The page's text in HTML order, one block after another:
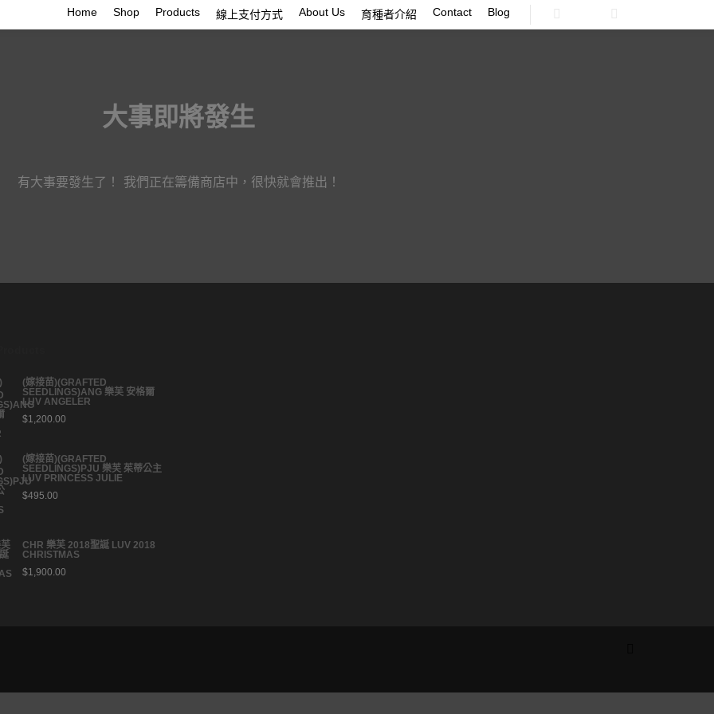
Home Shop Products 線上支付方式 About Us 育種者介紹 Contact Blog
Shop sidebarMore info
大事即將發生
有大事要發生了！ 我們正在籌備商店中，很快就會推出！
(嫁接苗)(GRAFTED
SEEDLINGS)ANG 樂芙 安格爾
LUV ANGELER
$1,200.00
(嫁接苗)(GRAFTED
SEEDLINGS)PJU 樂芙 茱蒂公主
LUV PRINCESS JULIE
$495.00
CHR 樂芙 2018聖誕 LUV 2018
CHRISTMAS
$1,900.00